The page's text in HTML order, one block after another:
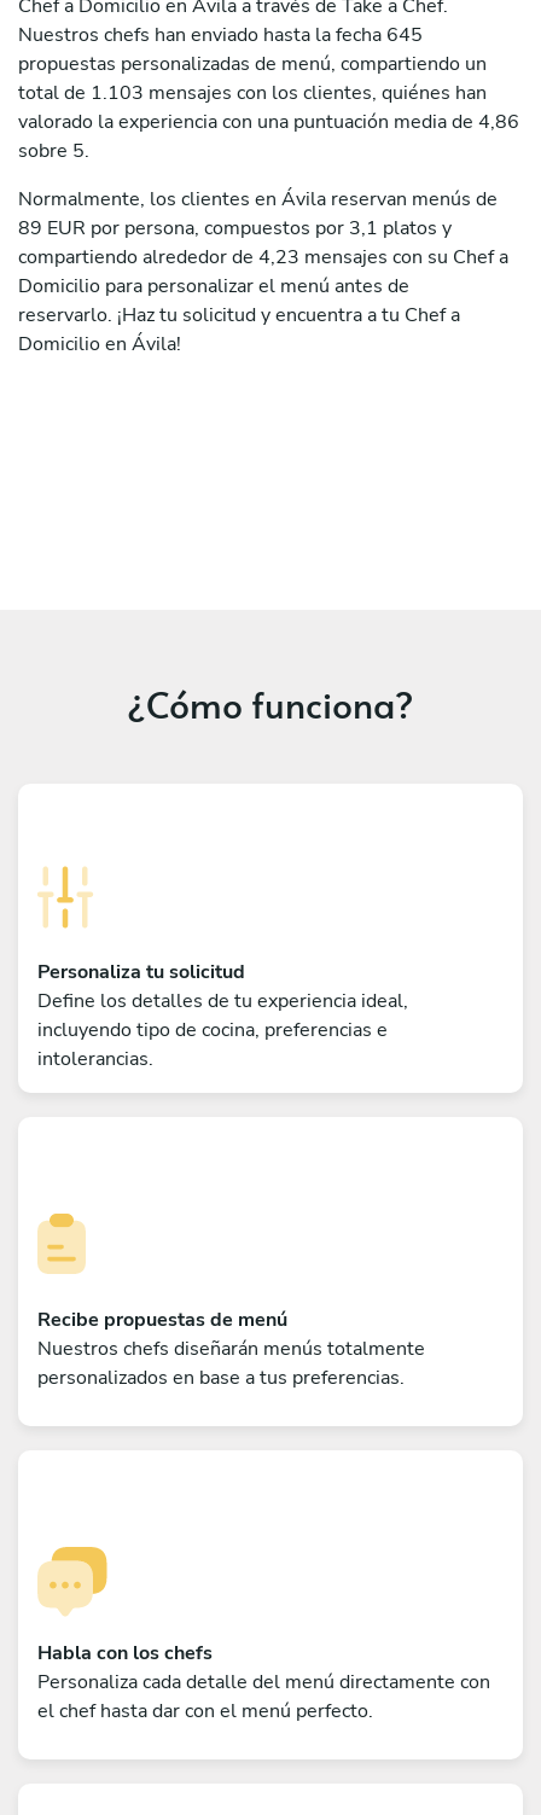
Chef a Domicilio en Ávila a través de Take a Chef.
Nuestros chefs han enviado hasta la fecha 645
propuestas personalizadas de menú, compartiendo un
total de 1.103 mensajes con los clientes, quiénes han
valorado la experiencia con una puntuación media de 4,86
sobre 5.
Normalmente, los clientes en Ávila reservan menús de
89 EUR por persona, compuestos por 3,1 platos y
compartiendo alrededor de 4,23 mensajes con su Chef a
Domicilio para personalizar el menú antes de
reservarlo. ¡Haz tu solicitud y encuentra a tu Chef a
Domicilio en Ávila!
¿Cómo funciona?
Personaliza tu solicitud
Define los detalles de tu experiencia ideal,
incluyendo tipo de cocina, preferencias e
intolerancias.
Recibe propuestas de menú
Nuestros chefs diseñarán menús totalmente
personalizados en base a tus preferencias.
Habla con los chefs
Personaliza cada detalle del menú directamente con
el chef hasta dar con el menú perfecto.